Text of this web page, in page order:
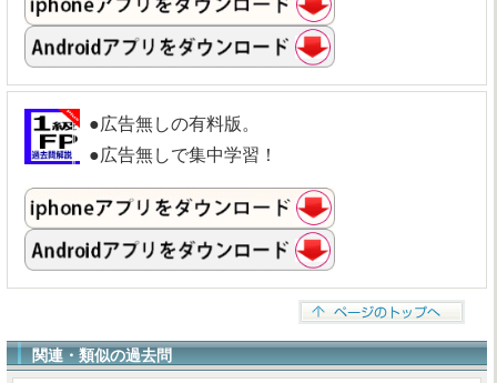
●広告無しの有料版。
●広告無しで集中学習！
関連・類似の過去問